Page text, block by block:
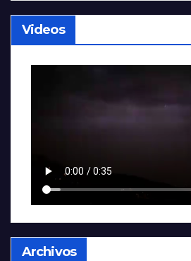
Videos
Archivos